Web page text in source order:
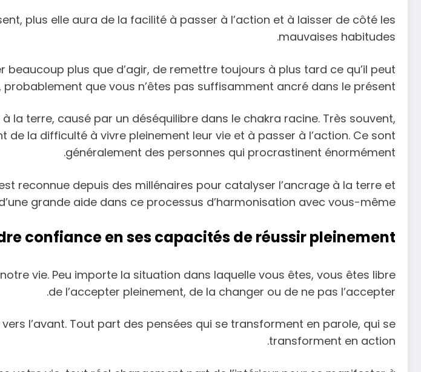
plus elle aura de la facilité à passer à l’action et à laisser de côté les
mauvaises habitudes.
plus que d’agir, de remettre toujours à plus tard ce qu’il peut
probablement que vous n’êtes pas suffisamment ancré dans le présent.
la terre, causé par un déséquilibre dans le chakra racine. Très souvent,
la difficulté à vivre pleinement leur vie et à passer à l’action. Ce sont
généralement des personnes qui procrastinent énormément.
reconnue depuis des millénaires pour catalyser l’ancrage à la terre et
grande aide dans ce processus d’harmonisation avec vous-même.
confiance en ses capacités de réussir pleinement
vie. Peu importe la situation dans laquelle vous êtes, vous êtes libre
de l’accepter pleinement, de la changer ou de ne pas l’accepter.
l’avant. Tout part des pensées qui se transforment en parole, qui se
transforment en action.